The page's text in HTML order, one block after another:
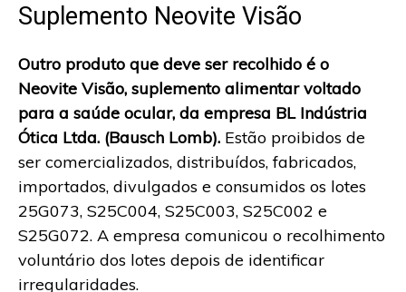
Suplemento Neovite Visão
Outro produto que deve ser recolhido é o
Neovite Visão, suplemento alimentar voltado
para a saúde ocular, da empresa BL Indústria
Ótica Ltda. (Bausch Lomb). Estão proibidos de
ser comercializados, distribuídos, fabricados,
importados, divulgados e consumidos os lotes
25G073, S25C004, S25C003, S25C002 e
S25G072. A empresa comunicou o recolhimento
voluntário dos lotes depois de identificar
irregularidades.